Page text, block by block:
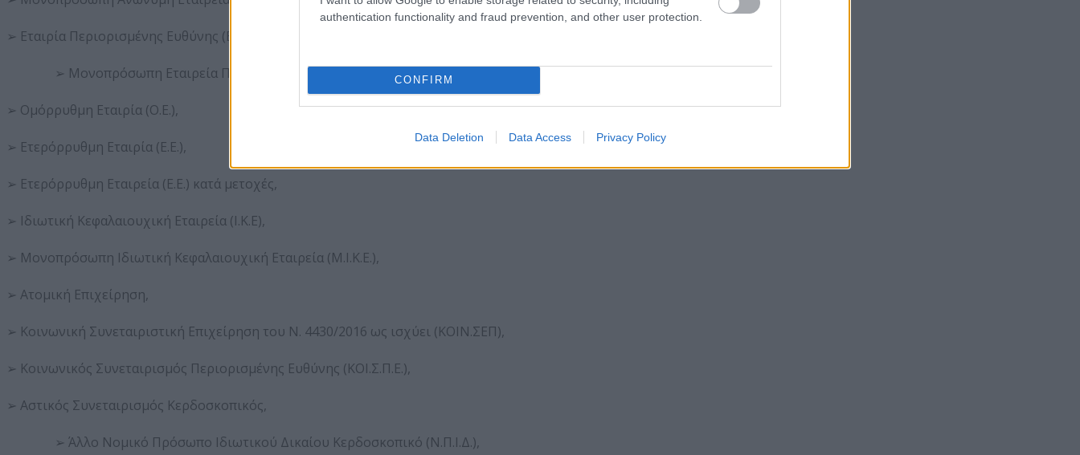
authentication functionality and fraud prevention, and other user protection.
CONFIRM
Data Deletion Data Access Privacy Policy
➢ Εταιρία Περιορισμένης Ευθύνης (Ε.Π.Ε.),
➢ Μονοπρόσωπη Εταιρεία Περιορισμένης Ευθύνης (Μ.Ε.Π.Ε.),
➢ Ομόρρυθμη Εταιρία (Ο.Ε.),
➢ Ετερόρρυθμη Εταιρία (Ε.Ε.),
➢ Ετερόρρυθμη Εταιρεία (Ε.Ε.) κατά μετοχές,
➢ Ιδιωτική Κεφαλαιουχική Εταιρεία (Ι.Κ.Ε),
➢ Μονοπρόσωπη Ιδιωτική Κεφαλαιουχική Εταιρεία (Μ.Ι.Κ.Ε.),
➢ Ατομική Επιχείρηση,
➢ Κοινωνική Συνεταιριστική Επιχείρηση του Ν. 4430/2016 ως ισχύει (ΚΟΙΝ.ΣΕΠ),
➢ Κοινωνικός Συνεταιρισμός Περιορισμένης Ευθύνης (ΚΟΙ.Σ.Π.Ε.),
➢ Αστικός Συνεταιρισμός Κερδοσκοπικός,
➢ Άλλο Νομικό Πρόσωπο Ιδιωτικού Δικαίου Κερδοσκοπικό (Ν.Π.Ι.Δ.),